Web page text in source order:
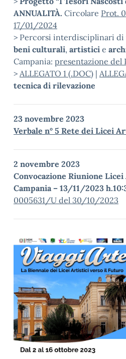
ANNUALITÀ. Circolare Prot.
17/01/2024
> Percorsi interdisciplinari di
beni culturali, artistici e
Campania: presentazione del
> ALLEGATO 1 (.DOC) |
tecnica di rilevazione
23 novembre 2023
Verbale n° 5 Rete dei Licei
2 novembre 2023
Convocazione Riunione
Campania – 13/11/2023
0005631/U del 30/10/2023